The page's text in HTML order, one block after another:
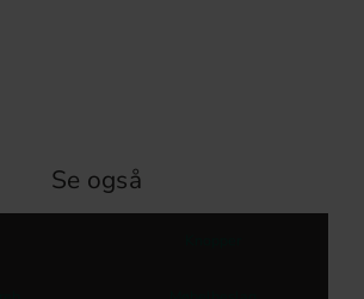
Se også